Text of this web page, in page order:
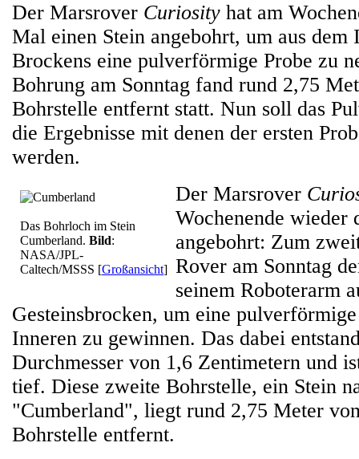
Der Marsrover Curiosity hat am
Mal einen Stein angebohrt, um aus dem
Brockens eine pulverförmige Probe zu
Bohrung am Sonntag fand rund 2,75
Bohrstelle entfernt statt. Nun soll das
die Ergebnisse mit denen der ersten
werden.
Das Bohrloch im Stein
Cumberland. Bild:
NASA/JPL-
Caltech/MSSS [Großansicht]
Der Marsrover
Wochenende wieder
angebohrt: Zum
Rover am Sonntag
seinem Roboterarm
Gesteinsbrocken, um eine pulverförmige
Inneren zu gewinnen. Das dabei
Durchmesser von 1,6 Zentimetern und
tief. Diese zweite Bohrstelle, ein Stein
"Cumberland", liegt rund 2,75 Meter
Bohrstelle entfernt.